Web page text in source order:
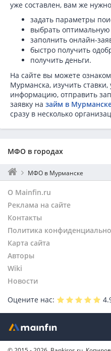
уже составлен, вам же
задать параметры
выбрать
заполнить онлайн-
быстро получить
получить деньги.
На сайте вы можете
Мурманска, изучить ставки,
информацию, отправить
заявку на займ в
сразу в несколько
МФО в городах
Москва
Санкт-Петербург
Екатеринбург
Нижний Новгород
Новосибирск
Ростов-на-Дону
Пермь
Уфа
Самара
Омск
Краснодар
Саратов
Тюмень
Тольятти
МФО в Мурманске
О Mainfin.ru
Реклама на сайте
Контакты
Политика
Карта сайта
Авторы
Wiki
Новости
Оцените нас: